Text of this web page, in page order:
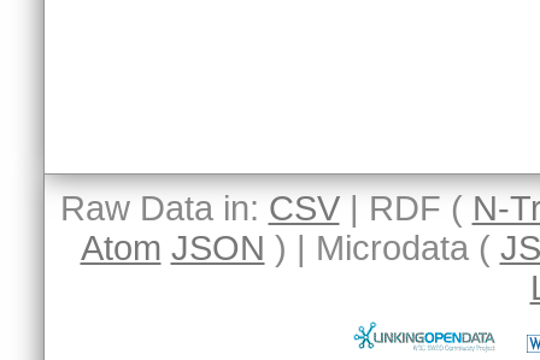
Raw Data in: CSV| RDF ( N-
Atom JSON ) | Microdata (